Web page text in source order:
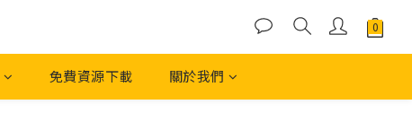
免費資源下載 關於我們